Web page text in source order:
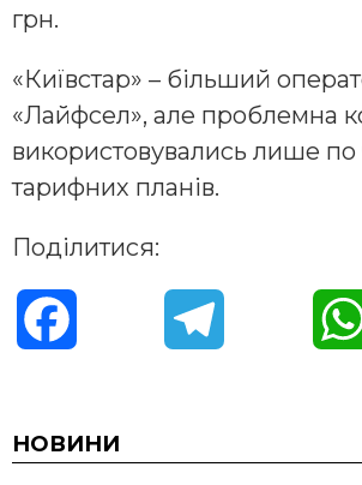
грн.
«Київстар» – більший
«Лайфсел», але проблемна
використовувались лише по
тарифних планів.
Поділитися:
c
НОВИНИ